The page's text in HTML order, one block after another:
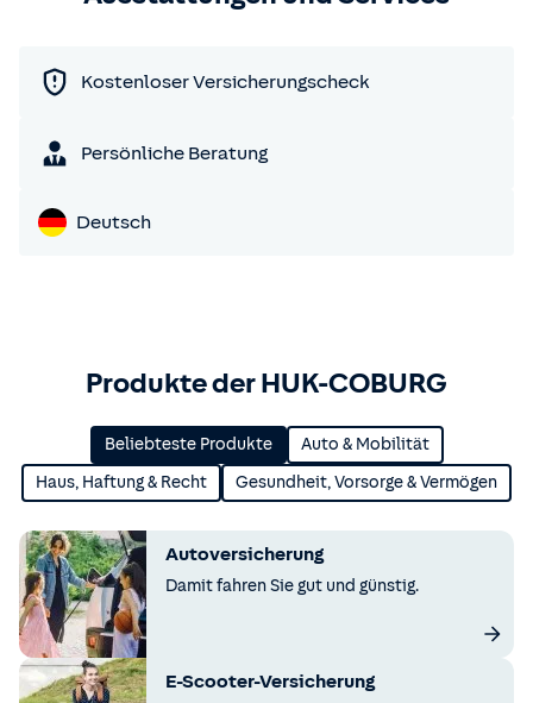
Kostenloser Versicherungscheck
Persönliche Beratung
Deutsch
Produkte der HUK-COBURG
Beliebteste Produkte Auto & Mobilität
Haus, Haftung & Recht Gesundheit, Vorsorge & Vermögen
Autoversicherung
Damit fahren Sie gut und günstig.
E-Scooter-Versicherung